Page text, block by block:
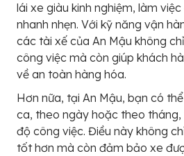
lái xe giàu kinh nghiệm, làm
nhanh nhẹn. Với kỹ năng vận
các tài xế của An Mậu không
công việc mà còn giúp khách
về an toàn hàng hóa.
Hơn nữa, tại An Mậu, bạn có
ca, theo ngày hoặc theo
độ công việc. Điều này không
tốt hơn mà còn đảm bảo xe